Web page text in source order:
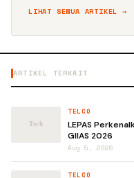
LIHAT SEMUA ARTIKEL →
ARTIKEL TERKAIT
TELCO
LEPAS
GIIAS 2026
Aug 5, 2026
TELCO